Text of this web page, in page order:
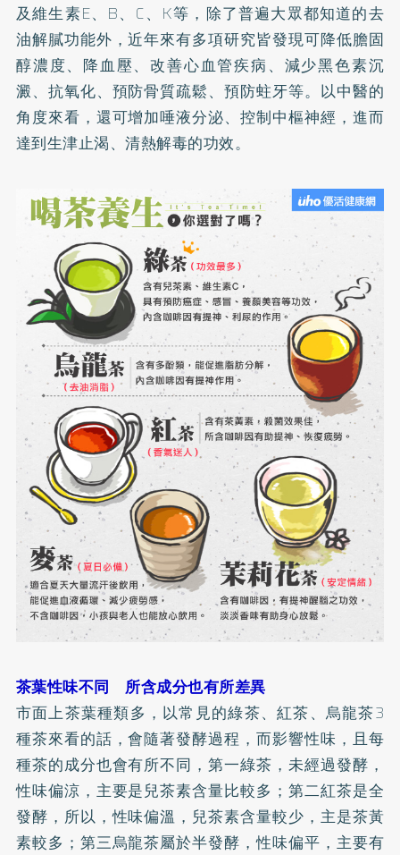
及維生素E、B、C、K等，除了普遍大眾都知道的去
油解膩功能外，近年來有多項研究皆發現可降低膽固
醇濃度、降血壓、改善心血管疾病、減少黑色素沉
澱、抗氧化、預防骨質疏鬆、預防蛀牙等。以中醫的
角度來看，還可增加唾液分泌、控制中樞神經，進而
達到生津止渴、清熱解毒的功效。
茶葉性味不同 所含成分也有所差異
市面上茶葉種類多，以常見的綠茶、紅茶、烏龍茶3
種茶來看的話，會隨著發酵過程，而影響性味，且每
種茶的成分也會有所不同，第一綠茶，未經過發酵，
性味偏涼，主要是兒茶素含量比較多；第二紅茶是全
發酵，所以，性味偏溫，兒茶素含量較少，主是茶黃
素較多；第三烏龍茶屬於半發酵，性味偏平，主要有